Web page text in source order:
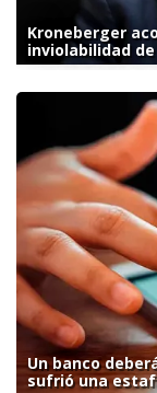
Kroneberger
inviolabilidad
Un banco
sufrió una